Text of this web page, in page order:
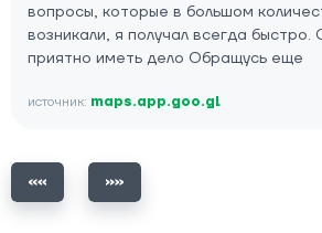
вопросы, которые в большом
возникали, я получал всегда быстро.
приятно иметь дело Обращусь еще
источник: maps.app.goo.gl